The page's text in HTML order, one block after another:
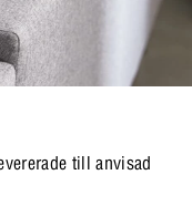
till anvisad